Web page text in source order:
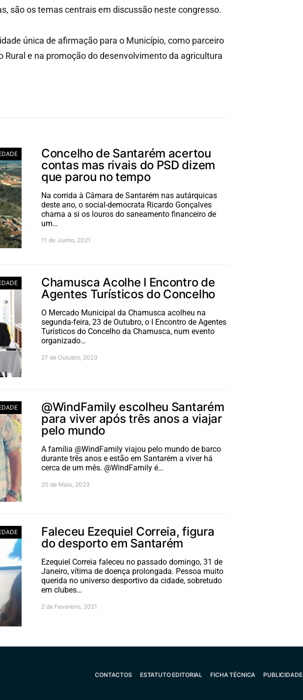
são os temas centrais em discussão neste congresso.
única de afirmação para o Município, como parceiro
Rural e na promoção do desenvolvimento da agricultura
Concelho de Santarém acertou
contas mas rivais do PSD dizem
que parou no tempo
Na corrida à Câmara de Santarém nas autárquicas
deste ano, o social-democrata Ricardo Gonçalves
chama a si os louros do saneamento financeiro de
um…
11 de Junho, 2021
Chamusca Acolhe I Encontro de
Agentes Turísticos do Concelho
O Mercado Municipal da Chamusca acolheu na
segunda-feira, 23 de Outubro, o I Encontro de Agentes
Turísticos do Concelho da Chamusca, num evento
organizado…
27 de Outubro, 2023
@WindFamily escolheu Santarém
para viver após três anos a viajar
pelo mundo
A família @WindFamily viajou pelo mundo de barco
durante três anos e estão em Santarém a viver há
cerca de um mês. @WindFamily é…
20 de Maio, 2023
Faleceu Ezequiel Correia, figura
do desporto em Santarém
Ezequiel Correia faleceu no passado domingo, 31 de
Janeiro, vítima de doença prolongada. Pessoa muito
querida no universo desportivo da cidade, sobretudo
em clubes…
2 de Fevereiro, 2021
CONTACTOS ESTATUTO EDITORIAL FICHA TÉCNICA PUBLICIDADE